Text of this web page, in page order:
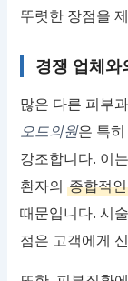
뚜렷한 장점을
경쟁 업체와
많은 다른 피부
오드의원은 특
강조합니다. 이
환자의종합적
때문입니다. 시
점은 고객에게